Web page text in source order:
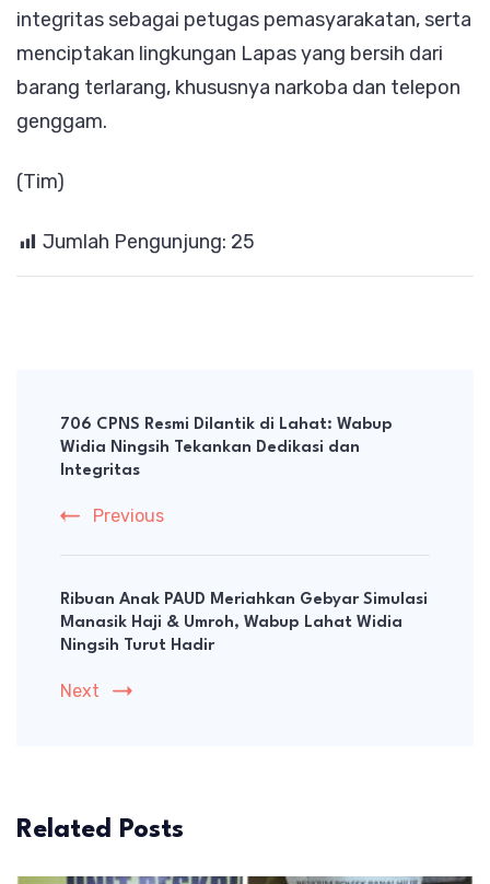
integritas sebagai petugas pemasyarakatan, serta
menciptakan lingkungan Lapas yang bersih dari
barang terlarang, khususnya narkoba dan telepon
genggam.
(Tim)
Jumlah Pengunjung: 25
Navigation
706 CPNS Resmi Dilantik di Lahat: Wabup
Widia Ningsih Tekankan Dedikasi dan
Integritas
Previous
Ribuan Anak PAUD Meriahkan Gebyar Simulasi
Manasik Haji & Umroh, Wabup Lahat Widia
Ningsih Turut Hadir
Next
Related Posts